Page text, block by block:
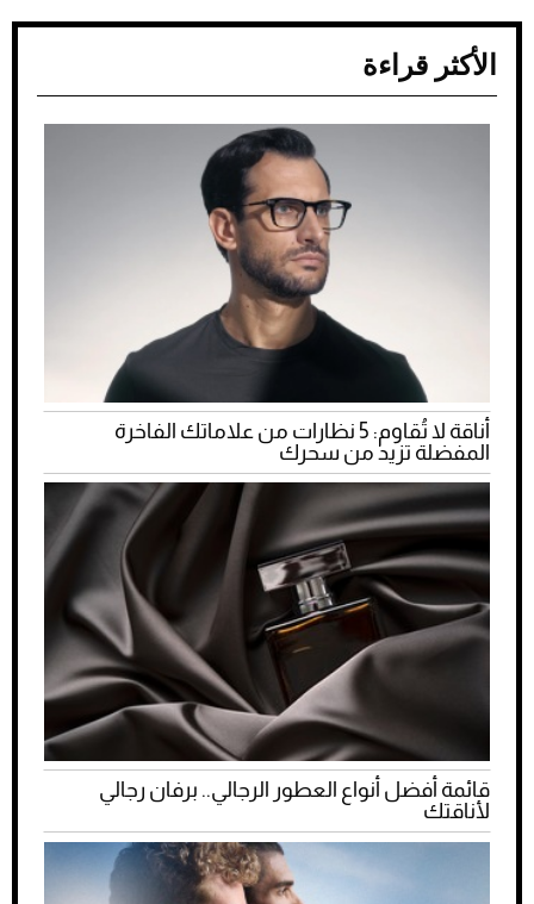
الأكثر قراءة
أناقة لا تُقاوم: 5 نظارات من علاماتك الفاخرة
المفضلة تزيد من سحرك
قائمة أفضل أنواع العطور الرجالي.. برفان رجالي
لأناقتك